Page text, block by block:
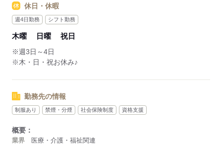
休日・休暇
週4日勤務 シフト勤務
木曜 日曜 祝日
※週3日～4日
※木・日・祝お休み♪
勤務先の情報
制服あり 禁煙・分煙 社会保険制度 資格支援
概要：
業界 医療・介護・福祉関連